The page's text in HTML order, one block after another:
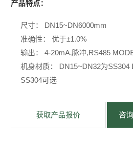
产品特点：
尺寸： DN15~DN6000mm
准确性： 优于±1.0%
输出： 4-20mA,脉冲,RS485
机身材质： DN15~DN32为SS304
SS304可选
获取产品报价 咨